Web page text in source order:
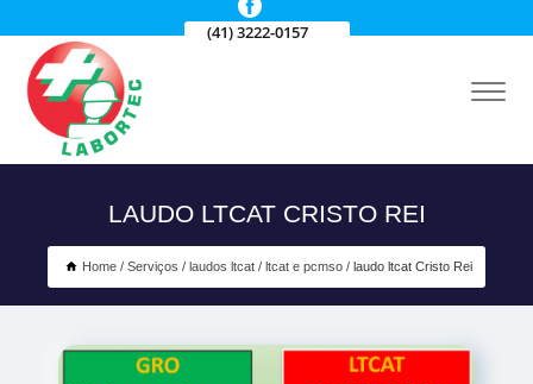
(41) 3222-0157
LAUDO LTCAT CRISTO REI
Home Serviços laudos ltcat ltcat e pcmso laudo ltcat Cristo Rei